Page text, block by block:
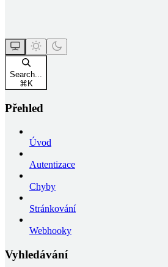
Search...
⌘ K
Přehled
Úvod
Autentizace
Chyby
Stránkování
Webhooky
Vyhledávání